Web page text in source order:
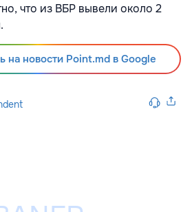
что из ВБР вывели около 2
на новости Point.md в Google